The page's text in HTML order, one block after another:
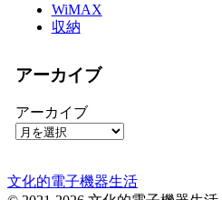
WiMAX
収納
アーカイブ
アーカイブ
文化的電子機器生活